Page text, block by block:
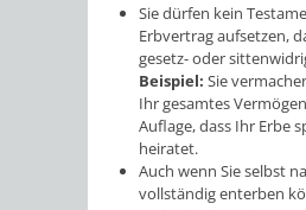
Sie dürfen kein
Erbvertrag aufsetzen,
gesetz- oder
Beispiel: Sie
Ihr gesamtes
Auflage, dass Ihr Erbe
heiratet.
Auch wenn Sie selbst
vollständig enterben